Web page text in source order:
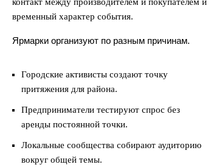
временный характер события.
Ярмарки организуют по разным причинам.
Городские активисты создают точку
притяжения для района.
Предприниматели тестируют спрос без
аренды постоянной точки.
Локальные сообщества собирают аудиторию
вокруг общей темы.